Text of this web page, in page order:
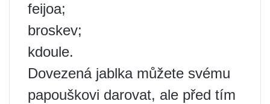
feijoa;
broskev;
kdoule.
Dovezená jablka můžete svému
papouškovi darovat, ale před tím